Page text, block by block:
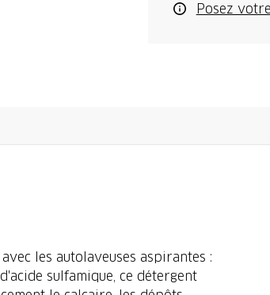
Posez
les autolaveuses aspirantes :
sulfamique, ce détergent